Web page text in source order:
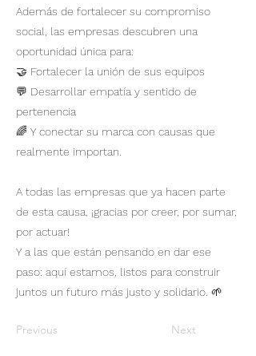
Además de fortalecer su compromiso
social, las empresas descubren una
oportunidad única para:
🤝 Fortalecer la unión de sus equipos
💬 Desarrollar empatía y sentido de
pertenencia
🌈 Y conectar su marca con causas que
realmente importan.
A todas las empresas que ya hacen parte
de esta causa, ¡gracias por creer, por sumar,
por actuar!
Y a las que están pensando en dar ese
paso: aquí estamos, listos para construir
juntos un futuro más justo y solidario. 🌱
Previous Next